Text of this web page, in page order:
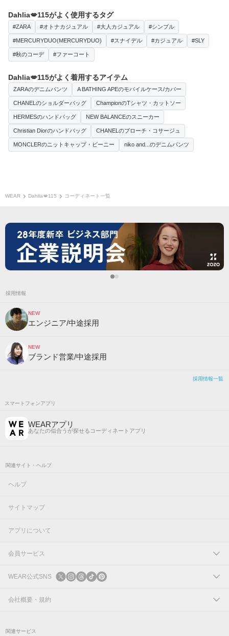
Dahlia💋115がよく使用するタグ
#ZARA #オトナカジュアル #大人カジュアル #シンプル
#MERCURYDUO(MERCURYDUO) #スナイデル #カジュアル #SLY
#秋のコーデ #ファーコート
Dahlia💋115がよく着用するアイテム
ZARAのデニムパンツ A BATHING APEのモバイルケース/カバー
CHANELのショルダーバッグ ChampionのTシャツ・カットソー
HERMESのハンドバッグ NEW BALANCEのスニーカー
Christian Diorのハンドバッグ CHANELのブローチ・コサージュ
MONCLERのニットキャップ・ビーニー niko and...のデニムパンツ
WEAR Dahlia💋115 コーディネート一覧
採用情報
NEW
エンジニア/中途採用
NEW
ブランド営業/中途採用
採用情報一覧
スマートフォンアプリ
WEARアプリ
あなたの似合うが探せるコーディネートアプリ
関連サイト・ヘルプ
ヘルプ
サイトマップ
アプリについて
会員サービス
ログイン
新規会員登録
WEAR公式SNS
X
会社概要・規約
関連サービス